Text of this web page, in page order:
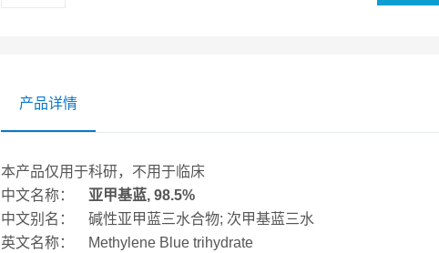
产品详情
本产品仅用于科研，不用于临床
中文名称： 亚甲基蓝, 98.5%
中文别名： 碱性亚甲蓝三水合物; 次甲基蓝三水
英文名称： Methylene Blue trihydrate